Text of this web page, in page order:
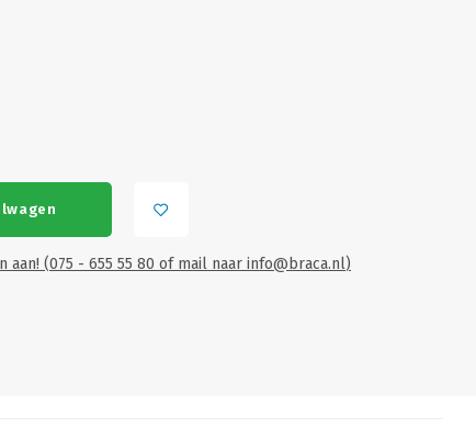
(075 - 655 55 80 of mail naar info@braca.nl)